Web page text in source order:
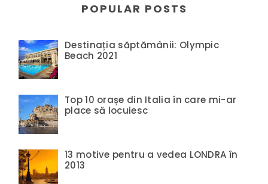
POPULAR POSTS
Destinația săptămânii: Olympic
Beach 2021
Top 10 orașe din Italia în care mi-ar
place să locuiesc
13 motive pentru a vedea LONDRA în
2013